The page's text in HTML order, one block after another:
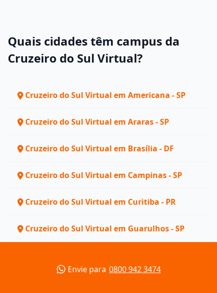
Quais cidades têm campus da
Cruzeiro do Sul Virtual?
Cruzeiro do Sul Virtual em Americana - SP
Cruzeiro do Sul Virtual em Araras - SP
Cruzeiro do Sul Virtual em Brasília - DF
Cruzeiro do Sul Virtual em Campinas - SP
Cruzeiro do Sul Virtual em Curitiba - PR
Cruzeiro do Sul Virtual em Guarulhos - SP
Envie para 0800 942 3474